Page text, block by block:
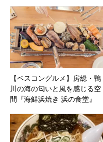
泉
【ベスコングルメ】房総・鴨
川の海の匂いと風を感じる空
間『海鮮浜焼き 浜の食堂』
ライを堪能！